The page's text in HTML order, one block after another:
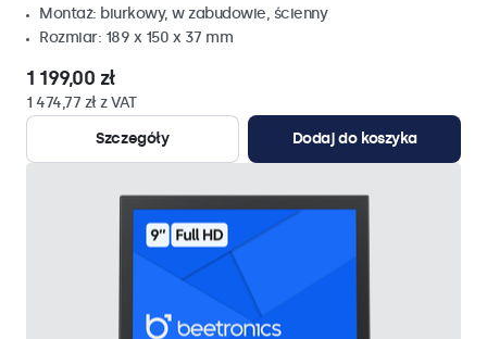
Montaż: biurkowy, w zabudowie, ścienny
Rozmiar: 189 x 150 x 37 mm
1 199,00 zł
1 474,77 zł z VAT
Szczegóły
Dodaj do koszyka